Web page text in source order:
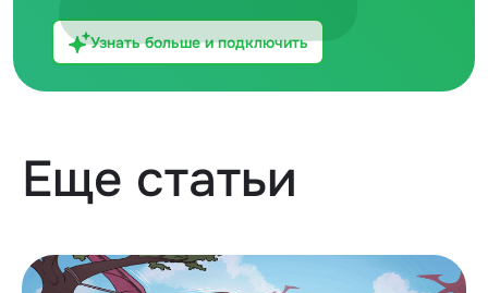
Узнать больше и подключить
Еще статьи